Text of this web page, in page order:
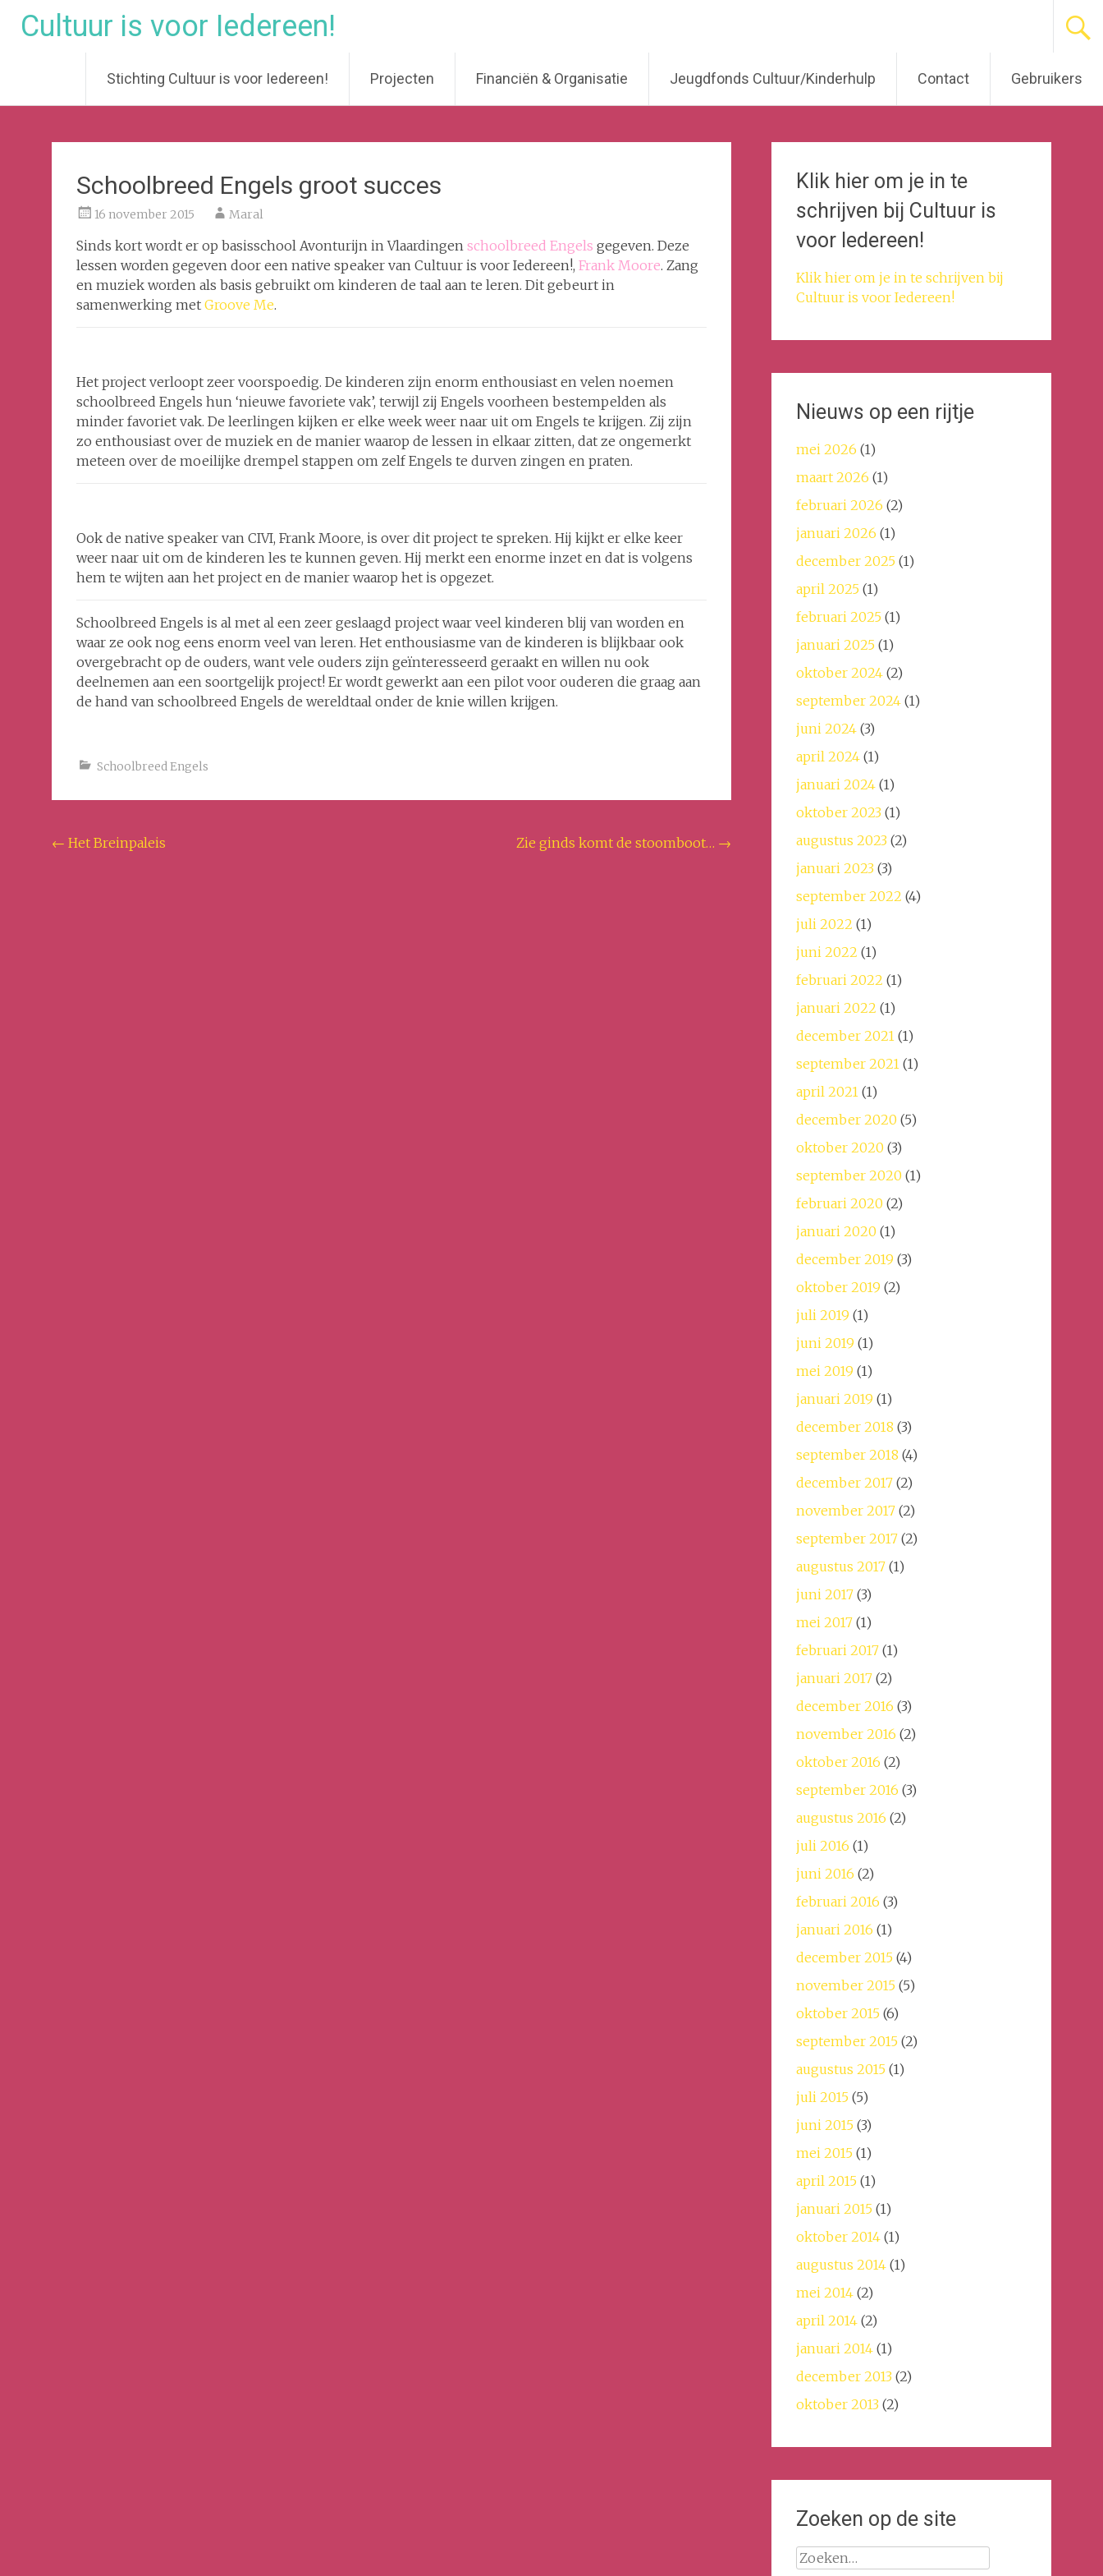
Cultuur is voor Iedereen!
Stichting Cultuur is voor Iedereen! Projecten Financiën & Organisatie Jeugdfonds Cultuur/Kinderhulp Contact Gebruikers
Schoolbreed Engels groot succes
16 november 2015 Maral
Sinds kort wordt er op basisschool Avonturijn in Vlaardingen schoolbreed Engels gegeven. Deze
lessen worden gegeven door een native speaker van Cultuur is voor Iedereen!, Frank Moore. Zang
en muziek worden als basis gebruikt om kinderen de taal aan te leren. Dit gebeurt in
samenwerking met Groove Me.
Het project verloopt zeer voorspoedig. De kinderen zijn enorm enthousiast en velen noemen
schoolbreed Engels hun ‘nieuwe favoriete vak’, terwijl zij Engels voorheen bestempelden als
minder favoriet vak. De leerlingen kijken er elke week weer naar uit om Engels te krijgen. Zij zijn
zo enthousiast over de muziek en de manier waarop de lessen in elkaar zitten, dat ze ongemerkt
meteen over de moeilijke drempel stappen om zelf Engels te durven zingen en praten.
Ook de native speaker van CIVI, Frank Moore, is over dit project te spreken. Hij kijkt er elke keer
weer naar uit om de kinderen les te kunnen geven. Hij merkt een enorme inzet en dat is volgens
hem te wijten aan het project en de manier waarop het is opgezet.
Schoolbreed Engels is al met al een zeer geslaagd project waar veel kinderen blij van worden en
waar ze ook nog eens enorm veel van leren. Het enthousiasme van de kinderen is blijkbaar ook
overgebracht op de ouders, want vele ouders zijn geïnteresseerd geraakt en willen nu ook
deelnemen aan een soortgelijk project! Er wordt gewerkt aan een pilot voor ouderen die graag aan
de hand van schoolbreed Engels de wereldtaal onder de knie willen krijgen.
Schoolbreed Engels
Bericht
← Het Breinpaleis Zie ginds komt de stoomboot… →
Klik hier om je in te
schrijven bij Cultuur is
voor Iedereen!
Klik hier om je in te schrijven bij
Cultuur is voor Iedereen!
Nieuws op een rijtje
mei 2026 (1)
maart 2026 (1)
februari 2026 (2)
januari 2026 (1)
december 2025(1)
april 2025(1)
februari 2025(1)
januari 2025(1)
oktober 2024(2)
september 2024(1)
juni 2024(3)
april 2024(1)
januari 2024(1)
oktober 2023(1)
augustus 2023(2)
januari 2023(3)
september 2022 (4)
juli 2022 (1)
juni 2022 (1)
februari 2022 (1)
januari 2022 (1)
december 2021(1)
september 2021(1)
april 2021(1)
december 2020 (5)
oktober 2020 (3)
september 2020 (1)
februari 2020 (2)
januari 2020 (1)
december 2019 (3)
oktober 2019 (2)
juli 2019 (1)
juni 2019 (1)
mei 2019 (1)
januari 2019 (1)
december 2018 (3)
september 2018 (4)
december 2017(2)
november 2017(2)
september 2017(2)
augustus 2017(1)
juni 2017(3)
mei 2017(1)
februari 2017(1)
januari 2017(2)
december 2016 (3)
november 2016 (2)
oktober 2016 (2)
september 2016 (3)
augustus 2016 (2)
juli 2016 (1)
juni 2016 (2)
februari 2016 (3)
januari 2016 (1)
december 2015(4)
november 2015(5)
oktober 2015(6)
september 2015(2)
augustus 2015(1)
juli 2015(5)
juni 2015(3)
mei 2015(1)
april 2015(1)
januari 2015(1)
oktober 2014(1)
augustus 2014(1)
mei 2014(2)
april 2014(2)
januari 2014(1)
december 2013(2)
oktober 2013(2)
Zoeken op de site
Zoeken